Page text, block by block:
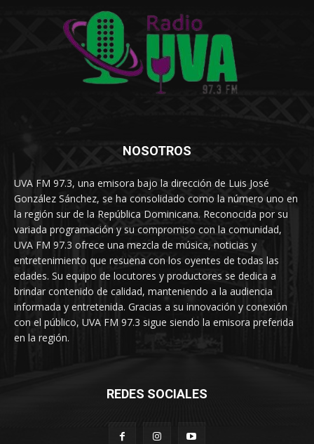
NOSOTROS
UVA FM 97.3, una emisora bajo la dirección de Luis José
González Sánchez, se ha consolidado como la número uno en
la región sur de la República Dominicana. Reconocida por su
variada programación y su compromiso con la comunidad,
UVA FM 97.3 ofrece una mezcla de música, noticias y
entretenimiento que resuena con los oyentes de todas las
edades. Su equipo de locutores y productores se dedica a
brindar contenido de calidad, manteniendo a la audiencia
informada y entretenida. Gracias a su innovación y conexión
con el público, UVA FM 97.3 sigue siendo la emisora preferida
en la región.
REDES SOCIALES